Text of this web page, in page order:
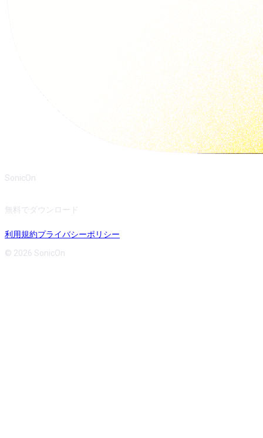
SonicOn
無料でダウンロード
利用規約プライバシーポリシー
© 2026 SonicOn